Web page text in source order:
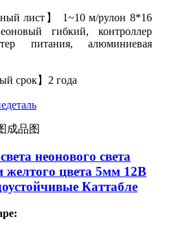
лист】 1~10 м/рулон 8*16
гибкий, контроллер
питания, алюминиевая
срок】2 года
деталь
неонового света
желтого цвета 5мм 12В
Каттабле